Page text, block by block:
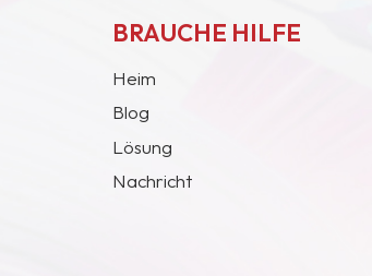
BRAUCHE HILFE
Heim
Blog
Lösung
Nachricht